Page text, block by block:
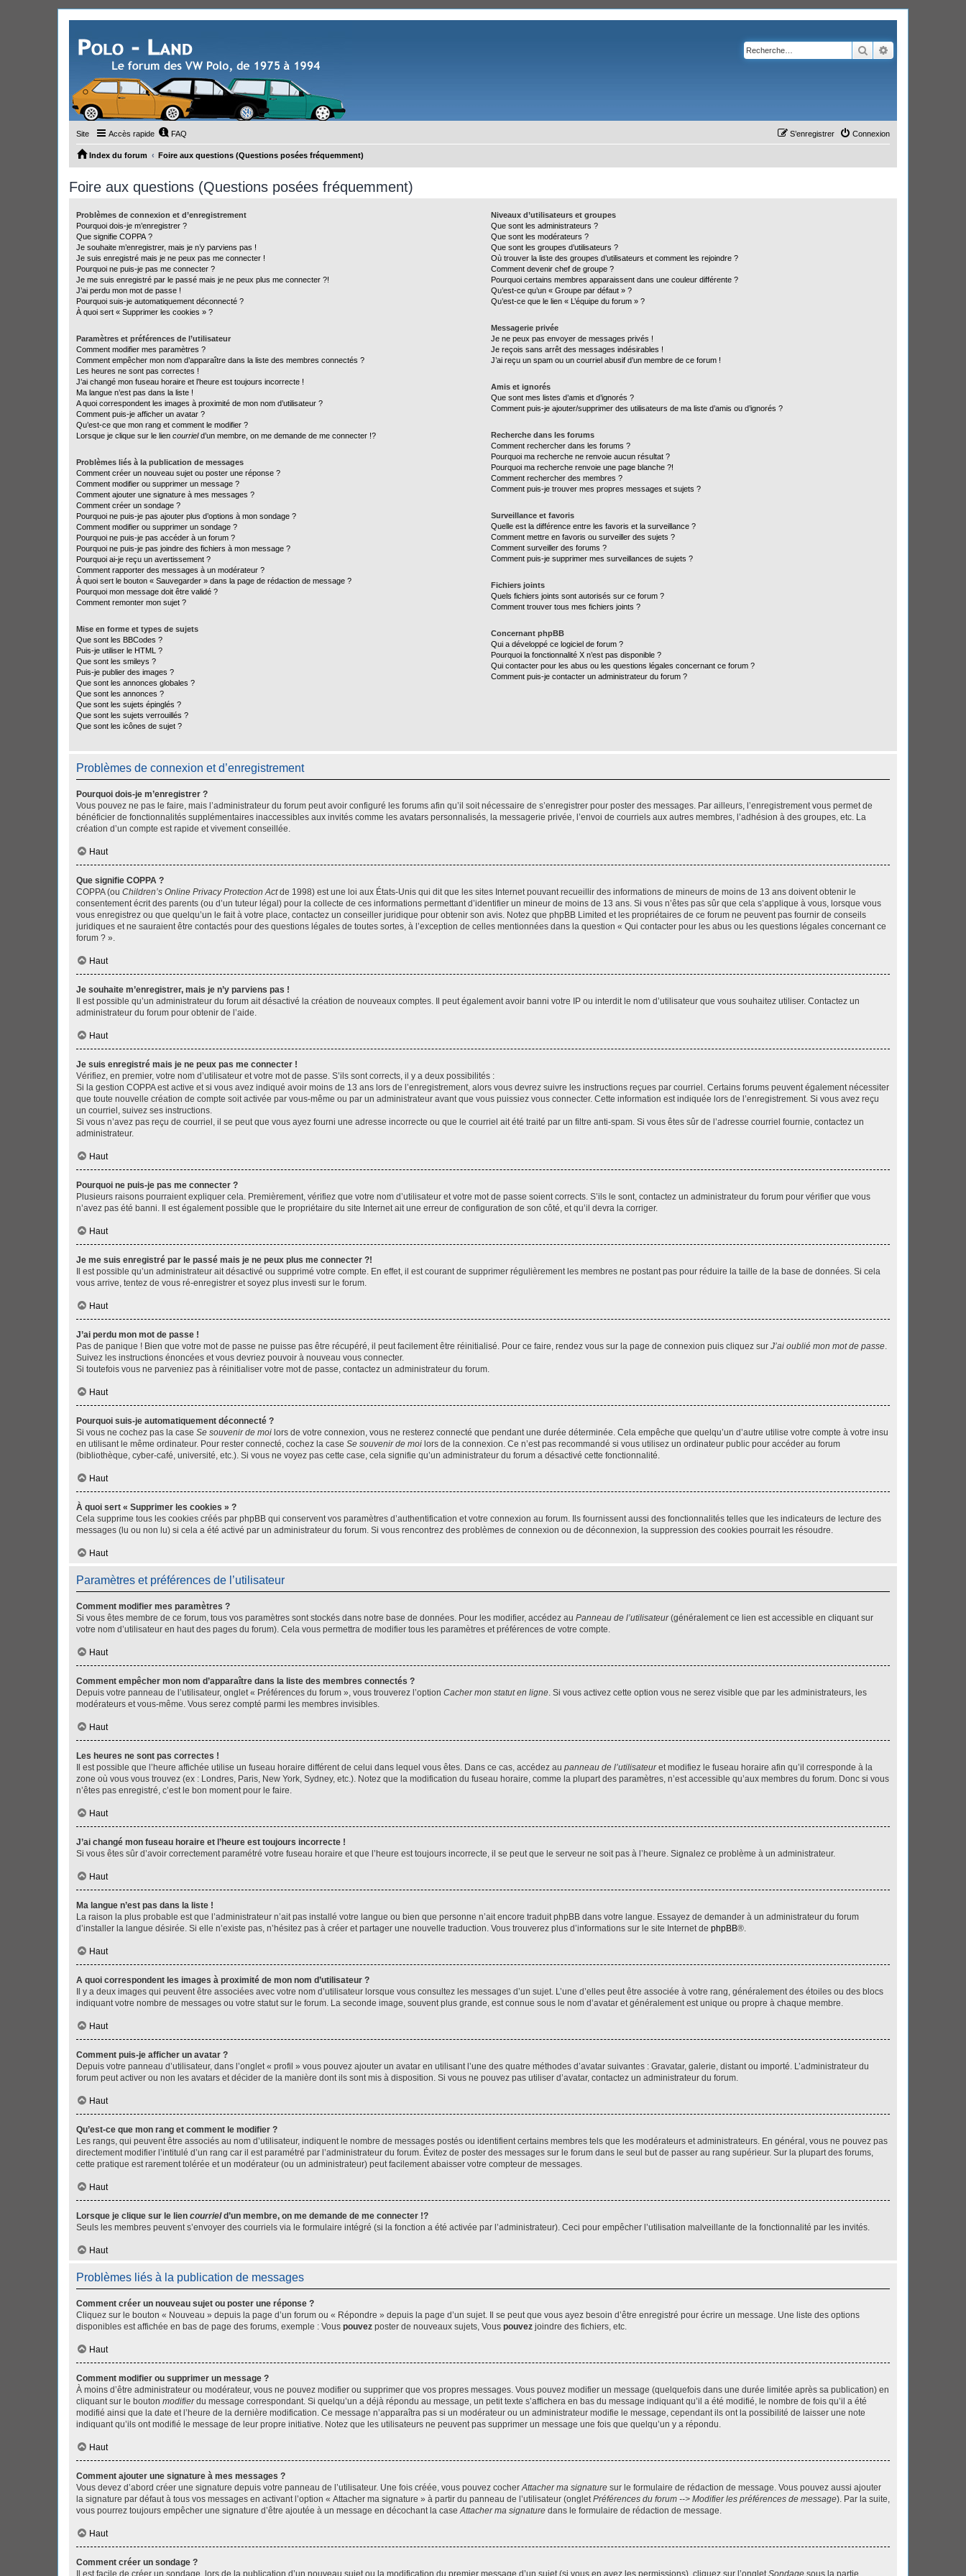
Rechercher
Site Accès rapide FAQ Connexion
S’enregistrer
Index du forum Foire aux questions (Questions posées fréquemment)
Foire aux questions (Questions posées fréquemment)
Problèmes de connexion et d’enregistrement
Pourquoi dois-je m’enregistrer ?
Que signifie COPPA ?
Je souhaite m’enregistrer, mais je n’y parviens pas !
Je suis enregistré mais je ne peux pas me connecter !
Pourquoi ne puis-je pas me connecter ?
Je me suis enregistré par le passé mais je ne peux plus me connecter ?!
J’ai perdu mon mot de passe !
Pourquoi suis-je automatiquement déconnecté ?
À quoi sert « Supprimer les cookies » ?
Paramètres et préférences de l’utilisateur
Comment modifier mes paramètres ?
Comment empêcher mon nom d’apparaître dans la liste des membres connectés ?
Les heures ne sont pas correctes !
J’ai changé mon fuseau horaire et l’heure est toujours incorrecte !
Ma langue n’est pas dans la liste !
A quoi correspondent les images à proximité de mon nom d’utilisateur ?
Comment puis-je afficher un avatar ?
Qu’est-ce que mon rang et comment le modifier ?
Lorsque je clique sur le lien courrield’un membre, on me demande de me connecter !?
Problèmes liés à la publication de messages
Comment créer un nouveau sujet ou poster une réponse ?
Comment modifier ou supprimer un message ?
Comment ajouter une signature à mes messages ?
Comment créer un sondage ?
Pourquoi ne puis-je pas ajouter plus d’options à mon sondage ?
Comment modifier ou supprimer un sondage ?
Pourquoi ne puis-je pas accéder à un forum ?
Pourquoi ne puis-je pas joindre des fichiers à mon message ?
Pourquoi ai-je reçu un avertissement ?
Comment rapporter des messages à un modérateur ?
À quoi sert le bouton « Sauvegarder » dans la page de rédaction de message ?
Pourquoi mon message doit être validé ?
Comment remonter mon sujet ?
Mise en forme et types de sujets
Que sont les BBCodes ?
Puis-je utiliser le HTML ?
Que sont les smileys ?
Puis-je publier des images ?
Que sont les annonces globales ?
Que sont les annonces ?
Que sont les sujets épinglés ?
Que sont les sujets verrouillés ?
Que sont les icônes de sujet ?
Niveaux d’utilisateurs et groupes
Que sont les administrateurs ?
Que sont les modérateurs ?
Que sont les groupes d’utilisateurs ?
Où trouver la liste des groupes d’utilisateurs et comment les rejoindre ?
Comment devenir chef de groupe ?
Pourquoi certains membres apparaissent dans une couleur différente ?
Qu’est-ce qu’un « Groupe par défaut » ?
Qu’est-ce que le lien « L’équipe du forum » ?
Messagerie privée
Je ne peux pas envoyer de messages privés !
Je reçois sans arrêt des messages indésirables !
J’ai reçu un spam ou un courriel abusif d’un membre de ce forum !
Amis et ignorés
Que sont mes listes d’amis et d’ignorés ?
Comment puis-je ajouter/supprimer des utilisateurs de ma liste d’amis ou d’ignorés ?
Recherche dans les forums
Comment rechercher dans les forums ?
Pourquoi ma recherche ne renvoie aucun résultat ?
Pourquoi ma recherche renvoie une page blanche ?!
Comment rechercher des membres ?
Comment puis-je trouver mes propres messages et sujets ?
Surveillance et favoris
Quelle est la différence entre les favoris et la surveillance ?
Comment mettre en favoris ou surveiller des sujets ?
Comment surveiller des forums ?
Comment puis-je supprimer mes surveillances de sujets ?
Fichiers joints
Quels fichiers joints sont autorisés sur ce forum ?
Comment trouver tous mes fichiers joints ?
Concernant phpBB
Qui a développé ce logiciel de forum ?
Pourquoi la fonctionnalité X n’est pas disponible ?
Qui contacter pour les abus ou les questions légales concernant ce forum ?
Comment puis-je contacter un administrateur du forum ?
Problèmes de connexion et d’enregistrement
Pourquoi dois-je m’enregistrer ?
Vous pouvez ne pas le faire, mais l’administrateur du forum peut avoir configuré les forums afin qu’il soit nécessaire de s’enregistrer pour poster des messages. Par ailleurs, l’enregistrement vous permet de
bénéficier de fonctionnalités supplémentaires inaccessibles aux invités comme les avatars personnalisés, la messagerie privée, l’envoi de courriels aux autres membres, l’adhésion à des groupes, etc. La
création d’un compte est rapide et vivement conseillée.
Haut
Que signifie COPPA ?
COPPA (ou Children’s Online Privacy Protection Actde 1998) est une loi aux États-Unis qui dit que les sites Internet pouvant recueillir des informations de mineurs de moins de 13 ans doivent obtenir le
consentement écrit des parents (ou d’un tuteur légal) pour la collecte de ces informations permettant d’identifier un mineur de moins de 13 ans. Si vous n’êtes pas sûr que cela s’applique à vous, lorsque vous
vous enregistrez ou que quelqu’un le fait à votre place, contactez un conseiller juridique pour obtenir son avis. Notez que phpBB Limited et les propriétaires de ce forum ne peuvent pas fournir de conseils
juridiques et ne sauraient être contactés pour des questions légales de toutes sortes, à l’exception de celles mentionnées dans la question « Qui contacter pour les abus ou les questions légales concernant ce
forum ? ».
Haut
Je souhaite m’enregistrer, mais je n’y parviens pas !
Il est possible qu’un administrateur du forum ait désactivé la création de nouveaux comptes. Il peut également avoir banni votre IP ou interdit le nom d’utilisateur que vous souhaitez utiliser. Contactez un
administrateur du forum pour obtenir de l’aide.
Haut
Je suis enregistré mais je ne peux pas me connecter !
Vérifiez, en premier, votre nom d’utilisateur et votre mot de passe. S’ils sont corrects, il y a deux possibilités :
Si la gestion COPPA est active et si vous avez indiqué avoir moins de 13 ans lors de l’enregistrement, alors vous devrez suivre les instructions reçues par courriel. Certains forums peuvent également nécessiter
que toute nouvelle création de compte soit activée par vous-même ou par un administrateur avant que vous puissiez vous connecter. Cette information est indiquée lors de l’enregistrement. Si vous avez reçu
un courriel, suivez ses instructions.
Si vous n’avez pas reçu de courriel, il se peut que vous ayez fourni une adresse incorrecte ou que le courriel ait été traité par un filtre anti-spam. Si vous êtes sûr de l’adresse courriel fournie, contactez un
administrateur.
Haut
Pourquoi ne puis-je pas me connecter ?
Plusieurs raisons pourraient expliquer cela. Premièrement, vérifiez que votre nom d’utilisateur et votre mot de passe soient corrects. S’ils le sont, contactez un administrateur du forum pour vérifier que vous
n’avez pas été banni. Il est également possible que le propriétaire du site Internet ait une erreur de configuration de son côté, et qu’il devra la corriger.
Haut
Je me suis enregistré par le passé mais je ne peux plus me connecter ?!
Il est possible qu’un administrateur ait désactivé ou supprimé votre compte. En effet, il est courant de supprimer régulièrement les membres ne postant pas pour réduire la taille de la base de données. Si cela
vous arrive, tentez de vous ré-enregistrer et soyez plus investi sur le forum.
Haut
J’ai perdu mon mot de passe !
Pas de panique ! Bien que votre mot de passe ne puisse pas être récupéré, il peut facilement être réinitialisé. Pour ce faire, rendez vous sur la page de connexion puis cliquez sur J’ai oublié mon mot de passe.
Suivez les instructions énoncées et vous devriez pouvoir à nouveau vous connecter.
Si toutefois vous ne parveniez pas à réinitialiser votre mot de passe, contactez un administrateur du forum.
Haut
Pourquoi suis-je automatiquement déconnecté ?
Si vous ne cochez pas la case Se souvenir de moi lors de votre connexion, vous ne resterez connecté que pendant une durée déterminée. Cela empêche que quelqu’un d’autre utilise votre compte à votre insu
en utilisant le même ordinateur. Pour rester connecté, cochez la case Se souvenir de moi lors de la connexion. Ce n’est pas recommandé si vous utilisez un ordinateur public pour accéder au forum
(bibliothèque, cyber-café, université, etc.). Si vous ne voyez pas cette case, cela signifie qu’un administrateur du forum a désactivé cette fonctionnalité.
Haut
À quoi sert « Supprimer les cookies » ?
Cela supprime tous les cookies créés par phpBB qui conservent vos paramètres d’authentification et votre connexion au forum. Ils fournissent aussi des fonctionnalités telles que les indicateurs de lecture des
messages (lu ou non lu) si cela a été activé par un administrateur du forum. Si vous rencontrez des problèmes de connexion ou de déconnexion, la suppression des cookies pourrait les résoudre.
Haut
Paramètres et préférences de l’utilisateur
Comment modifier mes paramètres ?
Si vous êtes membre de ce forum, tous vos paramètres sont stockés dans notre base de données. Pour les modifier, accédez au Panneau de l’utilisateur(généralement ce lien est accessible en cliquant sur
votre nom d’utilisateur en haut des pages du forum). Cela vous permettra de modifier tous les paramètres et préférences de votre compte.
Haut
Comment empêcher mon nom d’apparaître dans la liste des membres connectés ?
Depuis votre panneau de l’utilisateur, onglet « Préférences du forum », vous trouverez l’option Cacher mon statut en ligne. Si vous activez cette option vous ne serez visible que par les administrateurs, les
modérateurs et vous-même. Vous serez compté parmi les membres invisibles.
Haut
Les heures ne sont pas correctes !
Il est possible que l’heure affichée utilise un fuseau horaire différent de celui dans lequel vous êtes. Dans ce cas, accédez au panneau de l’utilisateuret modifiez le fuseau horaire afin qu’il corresponde à la
zone où vous vous trouvez (ex : Londres, Paris, New York, Sydney, etc.). Notez que la modification du fuseau horaire, comme la plupart des paramètres, n’est accessible qu’aux membres du forum. Donc si vous
n’êtes pas enregistré, c’est le bon moment pour le faire.
Haut
J’ai changé mon fuseau horaire et l’heure est toujours incorrecte !
Si vous êtes sûr d’avoir correctement paramétré votre fuseau horaire et que l’heure est toujours incorrecte, il se peut que le serveur ne soit pas à l’heure. Signalez ce problème à un administrateur.
Haut
Ma langue n’est pas dans la liste !
La raison la plus probable est que l’administrateur n’ait pas installé votre langue ou bien que personne n’ait encore traduit phpBB dans votre langue. Essayez de demander à un administrateur du forum
d’installer la langue désirée. Si elle n’existe pas, n’hésitez pas à créer et partager une nouvelle traduction. Vous trouverez plus d’informations sur le site Internet de phpBB®.
Haut
A quoi correspondent les images à proximité de mon nom d’utilisateur ?
Il y a deux images qui peuvent être associées avec votre nom d’utilisateur lorsque vous consultez les messages d’un sujet. L’une d’elles peut être associée à votre rang, généralement des étoiles ou des blocs
indiquant votre nombre de messages ou votre statut sur le forum. La seconde image, souvent plus grande, est connue sous le nom d’avatar et généralement est unique ou propre à chaque membre.
Haut
Comment puis-je afficher un avatar ?
Depuis votre panneau d’utilisateur, dans l’onglet « profil » vous pouvez ajouter un avatar en utilisant l’une des quatre méthodes d’avatar suivantes : Gravatar, galerie, distant ou importé. L’administrateur du
forum peut activer ou non les avatars et décider de la manière dont ils sont mis à disposition. Si vous ne pouvez pas utiliser d’avatar, contactez un administrateur du forum.
Haut
Qu’est-ce que mon rang et comment le modifier ?
Les rangs, qui peuvent être associés au nom d’utilisateur, indiquent le nombre de messages postés ou identifient certains membres tels que les modérateurs et administrateurs. En général, vous ne pouvez pas
directement modifier l’intitulé d’un rang car il est paramétré par l’administrateur du forum. Évitez de poster des messages sur le forum dans le seul but de passer au rang supérieur. Sur la plupart des forums,
cette pratique est rarement tolérée et un modérateur (ou un administrateur) peut facilement abaisser votre compteur de messages.
Haut
Lorsque je clique sur le lien courrield’un membre, on me demande de me connecter !?
Seuls les membres peuvent s’envoyer des courriels via le formulaire intégré (si la fonction a été activée par l’administrateur). Ceci pour empêcher l’utilisation malveillante de la fonctionnalité par les invités.
Haut
Problèmes liés à la publication de messages
Comment créer un nouveau sujet ou poster une réponse ?
Cliquez sur le bouton « Nouveau » depuis la page d’un forum ou « Répondre » depuis la page d’un sujet. Il se peut que vous ayez besoin d’être enregistré pour écrire un message. Une liste des options
disponibles est affichée en bas de page des forums, exemple : Vous pouvez poster de nouveaux sujets, Vous pouvez joindre des fichiers, etc.
Haut
Comment modifier ou supprimer un message ?
À moins d’être administrateur ou modérateur, vous ne pouvez modifier ou supprimer que vos propres messages. Vous pouvez modifier un message (quelquefois dans une durée limitée après sa publication) en
cliquant sur le bouton modifierdu message correspondant. Si quelqu’un a déjà répondu au message, un petit texte s’affichera en bas du message indiquant qu’il a été modifié, le nombre de fois qu’il a été
modifié ainsi que la date et l’heure de la dernière modification. Ce message n’apparaîtra pas si un modérateur ou un administrateur modifie le message, cependant ils ont la possibilité de laisser une note
indiquant qu’ils ont modifié le message de leur propre initiative. Notez que les utilisateurs ne peuvent pas supprimer un message une fois que quelqu’un y a répondu.
Haut
Comment ajouter une signature à mes messages ?
Vous devez d’abord créer une signature depuis votre panneau de l’utilisateur. Une fois créée, vous pouvez cocherAttacher ma signature sur le formulaire de rédaction de message. Vous pouvez aussi ajouter
la signature par défaut à tous vos messages en activant l’option « Attacher ma signature » à partir du panneau de l’utilisateur (ongletPréférences du forum --> Modifier les préférences de message). Par la suite,
vous pourrez toujours empêcher une signature d’être ajoutée à un message en décochant la caseAttacher ma signature dans le formulaire de rédaction de message.
Haut
Comment créer un sondage ?
Il est facile de créer un sondage, lors de la publication d’un nouveau sujet ou la modification du premier message d’un sujet (si vous en avez les permissions), cliquez sur l’onglet Sondage sous la partie